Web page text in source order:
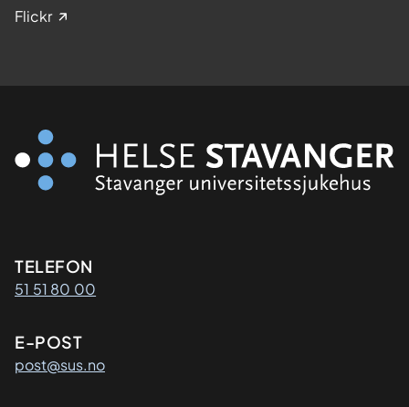
Flickr
Kontaktinformasjon
TELEFON
51 51 80 00
E-POST
post@sus.no